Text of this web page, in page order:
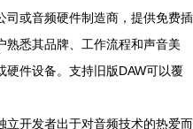
司或音频硬件制造商，提供免费插
熟悉其品牌、工作流程和声音美
件设备。支持旧版DAW可以覆
立开发者出于对音频技术的热爱而